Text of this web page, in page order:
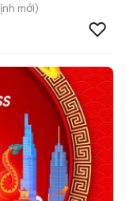
mới)